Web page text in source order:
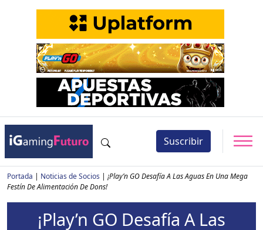
Suscribir
Portada | Noticias de Socios | ¡Play’n GO Desafía A Las Aguas En Una Mega
Festín De Alimentación De Dons!
¡Play’n GO Desafía A Las